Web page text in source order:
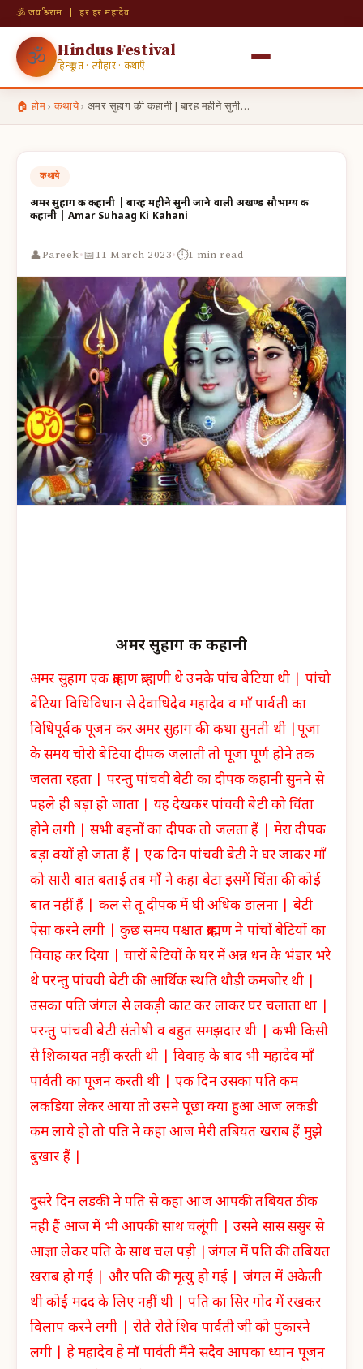
🕉 जय श्री राम | हर हर महादेव
🕉 Hindus Festival
हिन्दू व्रत · त्यौहार · कथाएँ
🏠 होम› कथाये› अमर सुहाग की कहानी | बारह महीने सुनी…
कथाये
अमर सुहाग की कहानी | बारह महीने सुनी जाने वाली अखण्ड सौभाग्य की
कहानी | Amar Suhaag Ki Kahani
👤Pareek·📅11 March 2023·⏱1 min read
अमर सुहाग की कहानी
अमर सुहाग एक ब्राह्मण ब्राह्मणी थे उनके पांच बेटिया थी | पांचो
बेटिया विधिविधान से देवाधिदेव महादेव व माँ पार्वती का
विधिपूर्वक पूजन कर अमर सुहाग की कथा सुनती थी |पूजा
के समय चोरो बेटिया दीपक जलाती तो पूजा पूर्ण होने तक
जलता रहता | परन्तु पांचवी बेटी का दीपक कहानी सुनने से
पहले ही बड़ा हो जाता | यह देखकर पांचवी बेटी को चिंता
होने लगी | सभी बहनों का दीपक तो जलता हैं | मेरा दीपक
बड़ा क्यों हो जाता हैं | एक दिन पांचवी बेटी ने घर जाकर माँ
को सारी बात बताई तब माँ ने कहा बेटा इसमें चिंता की कोई
बात नहीं हैं | कल से तू दीपक में घी अधिक डालना | बेटी
ऐसा करने लगी | कुछ समय पश्चात ब्राह्मण ने पांचों बेटियों का
विवाह कर दिया | चारों बेटियों के घर में अन्न धन के भंडार भरे
थे परन्तु पांचवी बेटी की आर्थिक स्थति थौड़ी कमजोर थी |
उसका पति जंगल से लकड़ी काट कर लाकर घर चलाता था |
परन्तु पांचवी बेटी संतोषी व बहुत समझदार थी | कभी किसी
से शिकायत नहीं करती थी | विवाह के बाद भी महादेव माँ
पार्वती का पूजन करती थी | एक दिन उसका पति कम
लकडिया लेकर आया तो उसने पूछा क्या हुआ आज लकड़ी
कम लाये हो तो पति ने कहा आज मेरी तबियत खराब हैं मुझे
बुखार हैं |
दुसरे दिन लडकी ने पति से कहा आज आपकी तबियत ठीक
नही हैं आज में भी आपकी साथ चलूंगी | उसने सास ससुर से
आज्ञा लेकर पति के साथ चल पड़ी |जंगल में पति की तबियत
खराब हो गई | और पति की मृत्यु हो गई | जंगल में अकेली
थी कोई मदद के लिए नहीं थी | पति का सिर गोद में रखकर
विलाप करने लगी | रोते रोते शिव पार्वती जी को पुकारने
लगी | हे महादेव हे माँ पार्वती मैंने सदैव आपका ध्यान पूजन